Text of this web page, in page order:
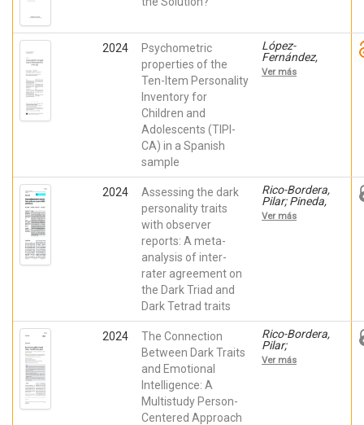
Jose A;
Marzo
Campos,
Juan Carlos
2024
Psychometric
properties of the
Ten-Item Personality
Inventory for
Children and
Adolescents (TIPI-
CA) in a Spanish
sample
López-
Fernández,
Francisco J.;
Pineda, David;
Ver más
2024
Assessing the dark
personality traits
with observer
reports: A meta-
analysis of inter-
rater agreement on
the Dark Triad and
Dark Tetrad traits
Rico-Bordera,
Pilar; Pineda,
David; Galán,
Manuel;
Ver más
2024
The Connection
Between Dark Traits
and Emotional
Intelligence: A
Multistudy Person-
Centered Approach
Rico-Bordera,
Pilar;
Piqueras,
Jose A; Soto-
Ver más